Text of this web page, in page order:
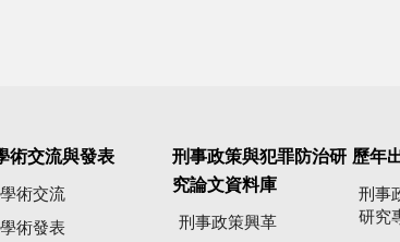
術交流與發表
學術交流
學術發表
刑事政策與犯罪防治研
究論文資料庫
刑事政策興革
歷年
刑事
研究